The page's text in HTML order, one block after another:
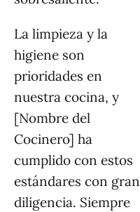
La limpieza y la
higiene son
prioridades en
nuestra cocina, y
[Nombre del
Cocinero] ha
cumplido con estos
estándares con gran
diligencia. Siempre